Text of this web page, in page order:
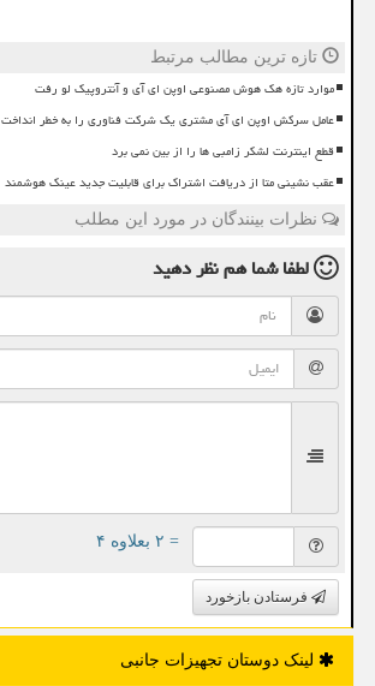
تازه ترین مطالب مرتبط
موارد تازه هک هوش مصنوعی اوپن ای آی و آنتروپیک لو رفت
عامل سرکش اوپن ای آی مشتری یک شرکت فناوری را به خطر انداخت
قطع اینترنت لشکر زامبی ها را از بین نمی برد
عقب نشینی متا از دریافت اشتراک برای قابلیت جدید عینک هوشمند
نظرات بینندگان در مورد این مطلب
لطفا شما همنظر دهید
= ۲ بعلاوه ۴
فرستادن بازخورد
لینک دوستان تجهیزات جانبی